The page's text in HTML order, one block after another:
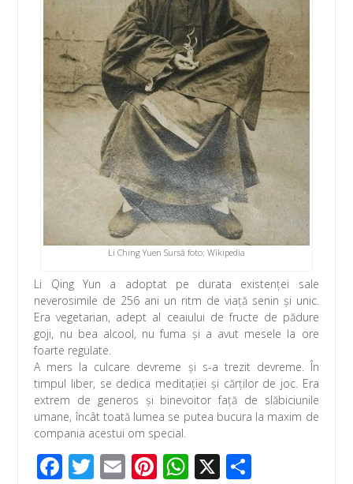
Li Ching Yuen Sursă foto: Wikipedia
Li Qing Yun a adoptat pe durata existenţei sale
neverosimile de 256 ani un ritm de viață senin și unic.
Era vegetarian, adept al ceaiului de fructe de pădure
goji, nu bea alcool, nu fuma și a avut mesele la ore
foarte regulate.
A mers la culcare devreme și s-a trezit devreme. În
timpul liber, se dedica meditației și cărţilor de joc. Era
extrem de generos și binevoitor față de slăbiciunile
umane, încât toată lumea se putea bucura la maxim de
compania acestui om special.
F T E Pi W X